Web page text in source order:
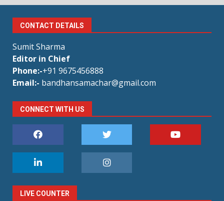
CONTACT DETAILS
Sumit Sharma
Editor in Chief
Phone:-+91 9675456888
Email:- bandhansamachar@gmail.com
CONNECT WITH US
LIVE COUNTER